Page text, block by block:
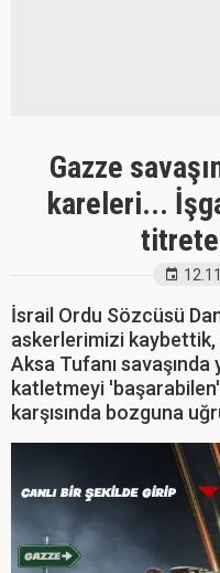
Gazze
kareleri...
İsrail Ordu Sözcüsü
askerlerimizi kaybettik,
Aksa Tufanı
katletmeyi
karşısında bozguna